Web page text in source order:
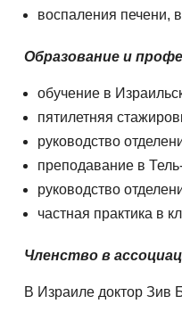
воспаления печени,
Образование и
обучение в
пятилетняя
руководство
преподавание в
руководство
частная практика в
Членство в
В Израиле доктор Зив